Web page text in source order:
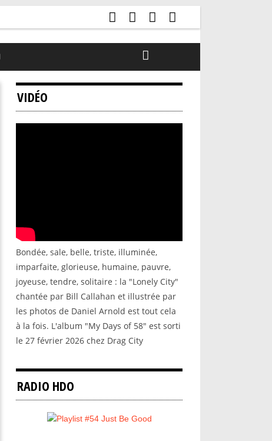
VIDÉO
Bondée, sale, belle, triste, illuminée,
imparfaite, glorieuse, humaine, pauvre,
joyeuse, tendre, solitaire : la "Lonely City"
chantée par Bill Callahan et illustrée par
les photos de Daniel Arnold est tout cela
à la fois. L'album "My Days of 58" est sorti
le 27 février 2026 chez Drag City
RADIO HDO